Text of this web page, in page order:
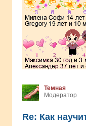
Темная
Модератор
Re: Как